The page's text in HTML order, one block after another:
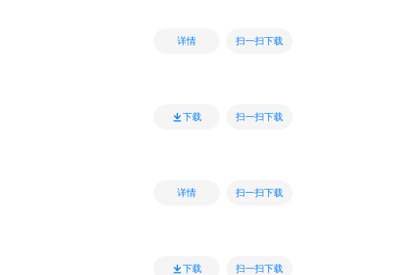
详情 扫一扫下载
下载 扫一扫下载
详情 扫一扫下载
下载 扫一扫下载